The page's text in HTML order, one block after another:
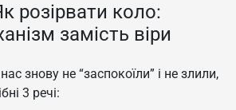
розірвати коло:
замість віри
знову не “заспокоїли” і не злили,
3 речі: